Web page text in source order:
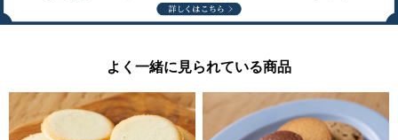
よく一緒に見られている商品